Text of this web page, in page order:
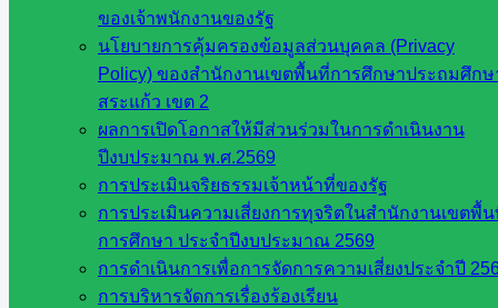
ของเจ้าพนักงานของรัฐ
นโยบายการคุ้มครองข้อมูลส่วนบุคคล (Privacy
Policy) ของสำนักงานเขตพื้นที่การศึกษาประถมศึกษ
สระแก้ว เขต 2
ผลการเปิดโอกาสให้มีส่วนร่วมในการดำเนินงาน
ปีงบประมาณ พ.ศ.2569
การประเมินจริยธรรมเจ้าหน้าที่ของรัฐ
การประเมินความเสี่ยงการทุจริตในสำนักงานเขตพื้
การศึกษา ประจำปีงบประมาณ 2569
การดำเนินการเพื่อการจัดการความเสี่ยงประจำปี
การบริหารจัดการเรื่องร้องเรียน
พันปีหลวง
สิงหาคม 13, 2025สิงหาคม 15, 2025
ประชาสัมพันธ์
วันอังคารที่ ๑๒ สิงหาคม พ.ศ.๒๕๖๘
การประชุมคณะกรรมการคุ้มครองเด็ก